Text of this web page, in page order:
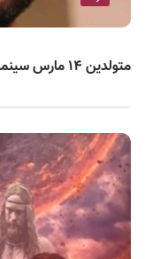
متولدین ۱۴ مارس سینما ، تئاتر و موسیقی؛ روهیت شتی